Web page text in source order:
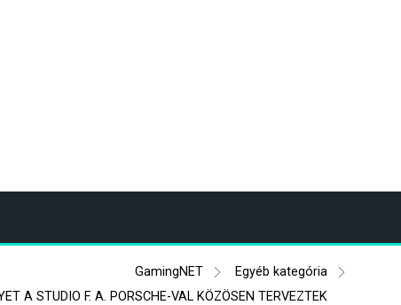
GamingNET
Egyéb kategória
A STUDIO F. A. PORSCHE-VAL KÖZÖSEN TERVEZTEK